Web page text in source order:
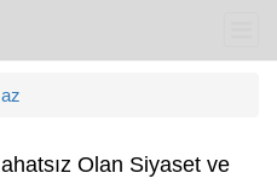
Olan Siyaset ve